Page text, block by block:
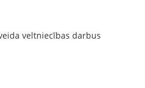
veltniecības darbus